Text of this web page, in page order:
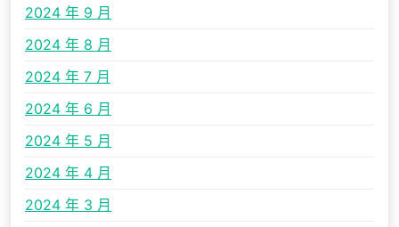
2024 年 9 月
2024 年 8 月
2024 年 7 月
2024 年 6 月
2024 年 5 月
2024 年 4 月
2024 年 3 月